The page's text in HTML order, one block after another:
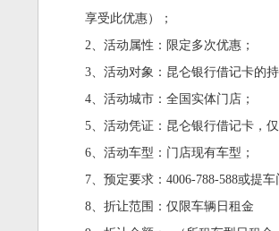
享受此优惠）；
2、活动属性：限定多次优惠；
3、活动对象：昆仑银行借记卡的持
4、活动城市：全国实体门店；
5、活动凭证：昆仑银行借记卡，
6、活动车型：门店现有车型；
7、预定要求：4006-788-588或提车
8、折让范围：仅限车辆日租金